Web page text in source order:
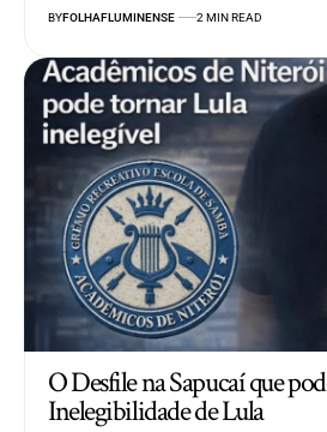
BYFOLHAFLUMINENSE 2 MIN READ
O Desfile na Sapucaí que
Inelegibilidade de Lula